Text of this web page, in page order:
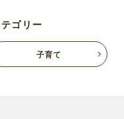
ゴリー
子育て